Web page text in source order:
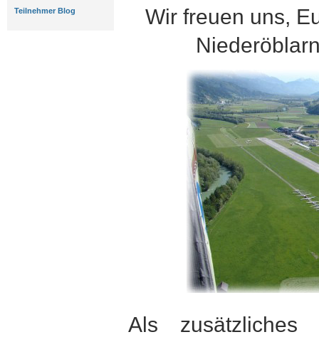
Teilnehmer Blog
Wir freuen uns,
Als